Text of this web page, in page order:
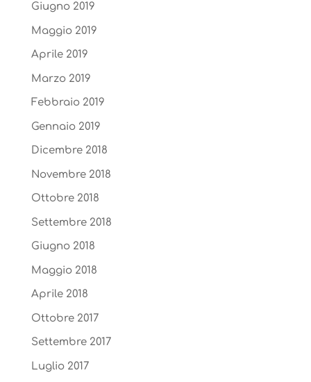
Giugno 2019
Maggio 2019
Aprile 2019
Marzo 2019
Febbraio 2019
Gennaio 2019
Dicembre 2018
Novembre 2018
Ottobre 2018
Settembre 2018
Giugno 2018
Maggio 2018
Aprile 2018
Ottobre 2017
Settembre 2017
Luglio 2017